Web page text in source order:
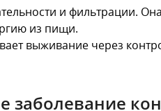
и фильтрации.
из пищи.
выживание через
заболевание